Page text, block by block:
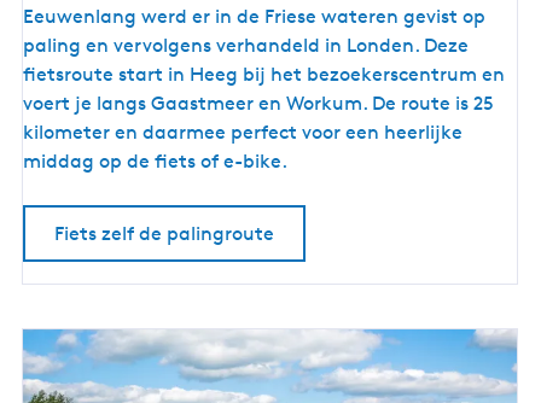
i
e
t
s
r
o
n
g
s
Eeuwenlang werd er in de Friese wateren gevist op
paling en vervolgens verhandeld in Londen. Deze
fietsroute start in Heeg bij het bezoekerscentrum en
voert je langs Gaastmeer en Workum. De route is 25
kilometer en daarmee perfect voor een heerlijke
middag op de fiets of e-bike.
Fiets zelf de palingroute